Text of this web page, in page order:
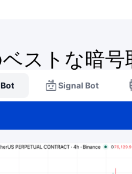
ストな暗
Signal Bot